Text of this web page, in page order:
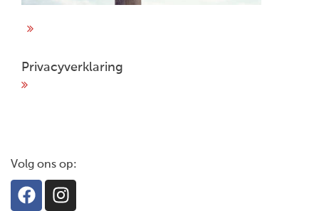
Privacyverklaring
Volg ons op: